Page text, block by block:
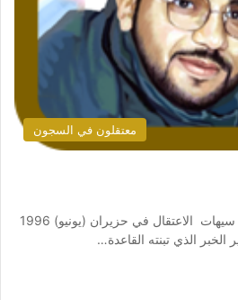
معتقلون في السجون
هاني عبد الرحيم الصائغ مدينة سيهات الاعتقال في حزيران (يونيو) 1996
الخبر الذي تبنته القاعدة…